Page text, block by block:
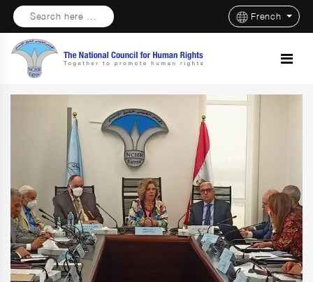
Search here ... French